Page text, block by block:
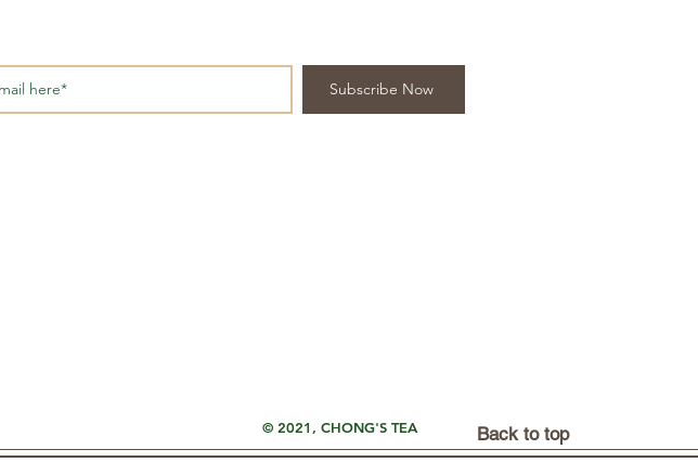
Subscribe Now
© 2021, CHONG'S TEA Back to top